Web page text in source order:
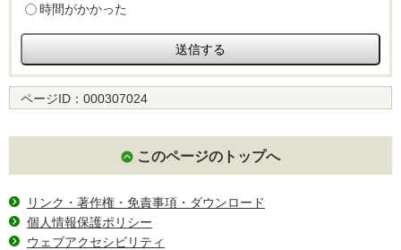
時間がかかった
ページID： 000307024
このページのトップへ
リンク・著作権・免責事項・ダウンロード
個人情報保護ポリシー
ウェブアクセシビリティ